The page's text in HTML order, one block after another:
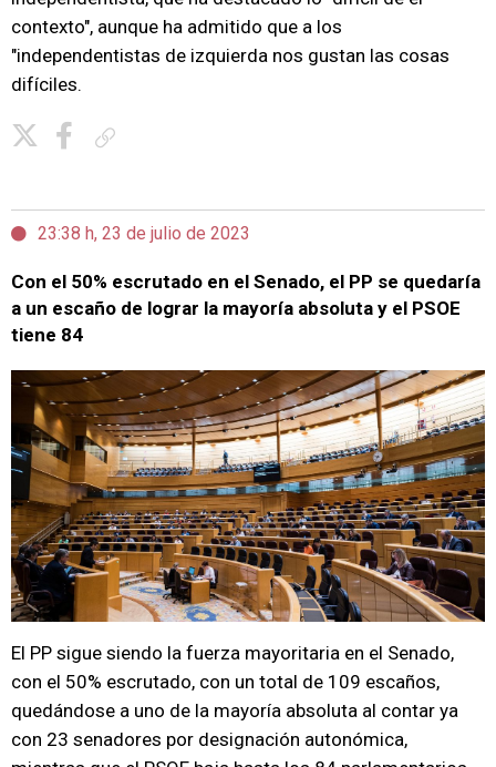
contexto", aunque ha admitido que a los
"independentistas de izquierda nos gustan las cosas
difíciles.
23:38 h, 23 de julio de 2023
Con el 50% escrutado en el Senado, el PP se quedaría
a un escaño de lograr la mayoría absoluta y el PSOE
tiene 84
El PP sigue siendo la fuerza mayoritaria en el Senado,
con el 50% escrutado, con un total de 109 escaños,
quedándose a uno de la mayoría absoluta al contar ya
con 23 senadores por designación autonómica,